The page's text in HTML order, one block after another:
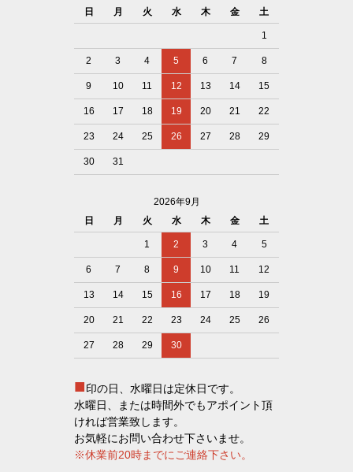
日
月 火 水 木 金 土
1
2 3 4 5 6 7 8
9 10 11 12 13 14 15
16 17 18 19 20 21 22
23 24 25 26 27 28 29
30 31
2026年9月
日
月 火 水 木 金 土
1 2 3 4 5
6 7 8 9 10 11 12
13 14 15 16 17 18 19
20 21 22 23 24 25 26
27 28 29 30
■印の日、水曜日は定休日です。
水曜日、または時間外でもアポイント頂
ければ営業致します。
お気軽にお問い合わせ下さいませ。
※休業前20時までにご連絡下さい。